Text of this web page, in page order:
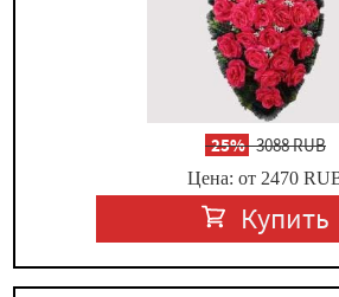
-25%3088 RUB
Цена: от 2470
Купить